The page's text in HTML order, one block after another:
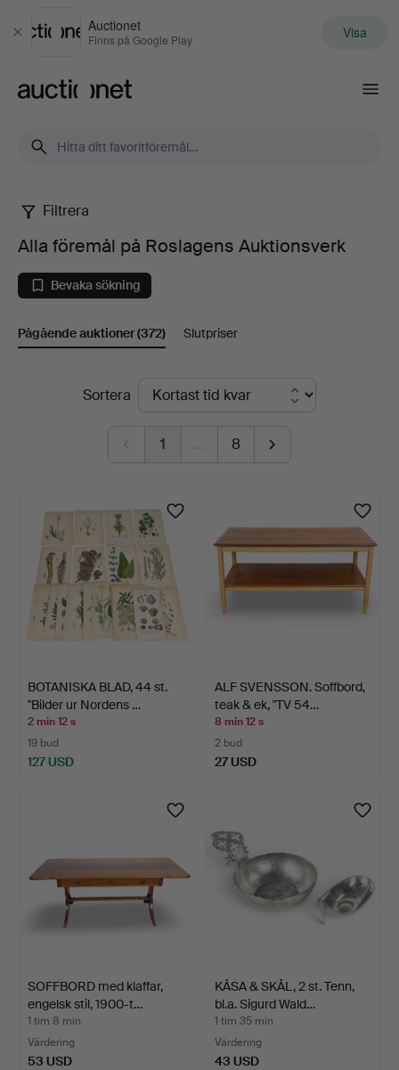
Stäng
Auctionet
Finns på Google Play Visa
Alla
föremål
på
Roslagens
Auktionsverk
Filtrera
Alla föremål på Roslagens Auktionsverk
Bevaka sökning
Pågående auktioner(372) Slutpriser
PågåendeSortera
1 … 8
BOTANISKA BLAD, 44 st.
"Bilder ur Nordens …
2 min 12 s
19 bud
127 USD
ALF SVENSSON. Soffbord,
teak & ek, "TV 54…
8 min 12 s
2 bud
27 USD
SOFFBORD med klaffar,
engelsk stil, 1900-t…
1 tim 8 min
Värdering
53 USD
KÅSA & SKÅL, 2 st. Tenn,
bl.a. Sigurd Wald…
1 tim 35 min
Värdering
43 USD